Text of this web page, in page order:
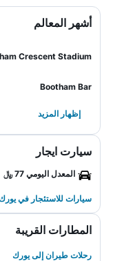
أشهر المعالم
Crescent Stadium
Bootham Bar
إظهار المزيد
سيارت ايجار
المعدل اليومي 77 ﷼
سيارات للاستئجار في يورك
المطارات القريبة
رحلات طيران إلى يورك